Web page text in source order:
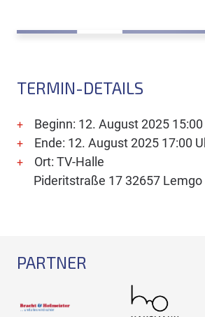
TERMIN-DETAILS
Beginn: 12. August 2025
Ende: 12. August 2025 17:00
Ort: TV-Halle
Pideritstraße 17 32657 Lemgo
PARTNER